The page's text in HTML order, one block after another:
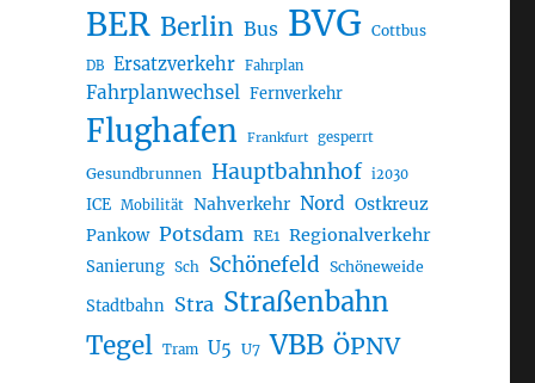
BER Berlin Bus BVG Cottbus
DB Ersatzverkehr Fahrplan
Fahrplanwechsel Fernverkehr
Flughafen Frankfurt gesperrt
Gesundbrunnen Hauptbahnhof i2030
ICE Mobilität Nahverkehr Nord Ostkreuz
Pankow Potsdam RE1 Regionalverkehr
Sanierung Sch Schönefeld Schöneweide
Stadtbahn Stra Straßenbahn
Tegel Tram U5 U7 VBB ÖPNV